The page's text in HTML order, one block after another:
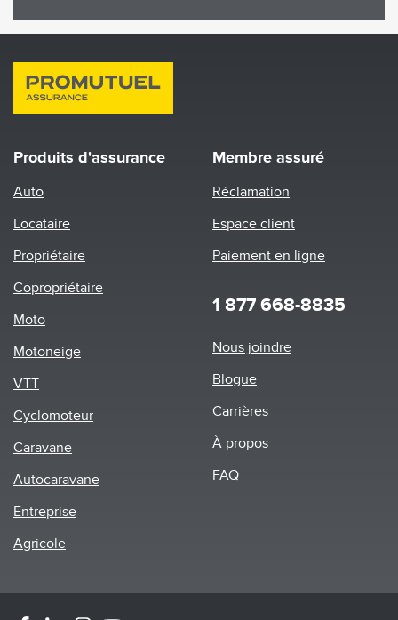
Produits d'assurance
Auto
Locataire
Propriétaire
Copropriétaire
Moto
Motoneige
VTT
Cyclomoteur
Caravane
Autocaravane
Entreprise
Agricole
Membre assuré
Réclamation
Espace client
Paiement en ligne
1 877 668-8835
Footer
Nous joindre
Blogue
Carrières
À propos
FAQ